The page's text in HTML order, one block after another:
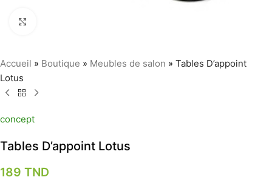
Accueil » Boutique » Meubles de salon » Tables D’appoint
Lotus
concept
Tables D’appoint Lotus
189 TND